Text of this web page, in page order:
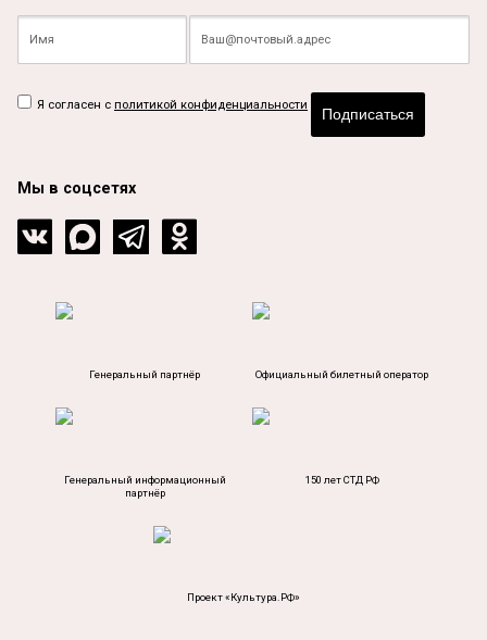
Я согласен с политикой конфиденциальности
Подписаться
Мы в соцсетях
Генеральный партнёр Официальный билетный оператор
Генеральный информационный
партнёр
150 лет СТД РФ
Проект «Культура.РФ»